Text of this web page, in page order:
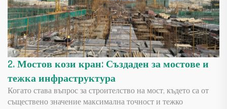
2. Мостов кози кран: Създаден за мостове и
тежка инфраструктура
Когато става въпрос за строителство на мост, където са от
съществено значение максимална точност и тежко